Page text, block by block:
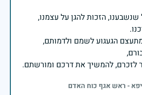
הזכות להגן על עצמנו,
הגעגוע לשמם ולדמותם,
לזכרם, להמשיך את דרכם ומורשתם.
- ראש אגף כוח האדם